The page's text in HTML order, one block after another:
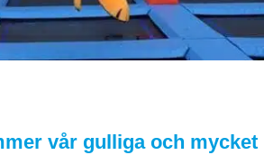
vår gulliga och mycket